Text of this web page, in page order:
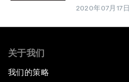
2020年07月17日
关于我们
我们的策略